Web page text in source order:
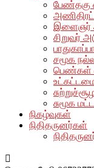
பேண்தகு
இளைஞர்
சிறுவர்
சமூக
பெண்கள்
சுமூக
நிகழ்வுகள்
நிதிதருனர்கள்